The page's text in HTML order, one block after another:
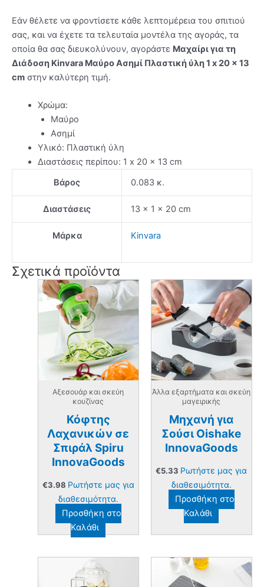
13
cm
ποσότητα
Εάν θέλετε να φροντίσετε κάθε λεπτομέρεια του σπιτιού
σας, και να έχετε τα τελευταία μοντέλα της αγοράς, τα
οποία θα σας διευκολύνουν, αγοράστε Μαχαίρι για τη
Διάδοση Kinvara Μαύρο Ασημί Πλαστική ύλη 1 x 20 x 13
cm στην καλύτερη τιμή.
Χρώμα:
Μαύρο
Ασημί
Υλικό: Πλαστική ύλη
Διαστάσεις περίπου: 1 x 20 x 13 cm
Βάρος
0.083 κ.
Διαστάσεις 13 × 1 × 20 cm
Μάρκα Kinvara
Σχετικά προϊόντα
Αξεσουάρ και σκεύη
κουζίνας
Κόφτης
Λαχανικών σε
Σπιράλ Spiru
InnovaGoods
€3.98 Ρωτήστε μας για
διαθεσιμότητα.
Προσθήκη στο
Καλάθι
Άλλα εξαρτήματα και σκεύη
μαγειρικής
Μηχανή για
Σούσι Oishake
InnovaGoods
€5.33 Ρωτήστε μας για
διαθεσιμότητα.
Προσθήκη στο
Καλάθι